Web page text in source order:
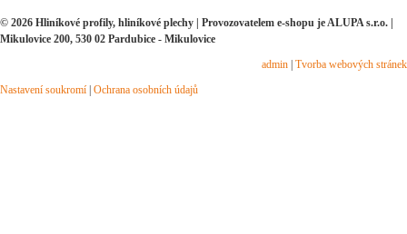
© 2026 Hliníkové profily, hliníkové plechy | Provozovatelem e-shopu je ALUPA s.r.o. |
Mikulovice 200, 530 02 Pardubice - Mikulovice
admin Tvorba webových stránek
Nastavení soukromí Ochrana osobních údajů